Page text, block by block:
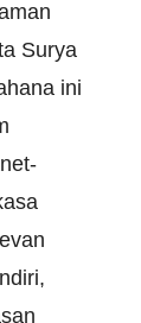
Surya
ini